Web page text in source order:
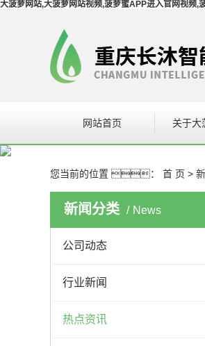
大菠萝网站,大菠萝网站视频,菠萝蜜APP进入官网视频,
网站首页 关于大
您当前的位置 ： 首 页 >
新闻分类 News
公司动态
行业新闻
热点资讯